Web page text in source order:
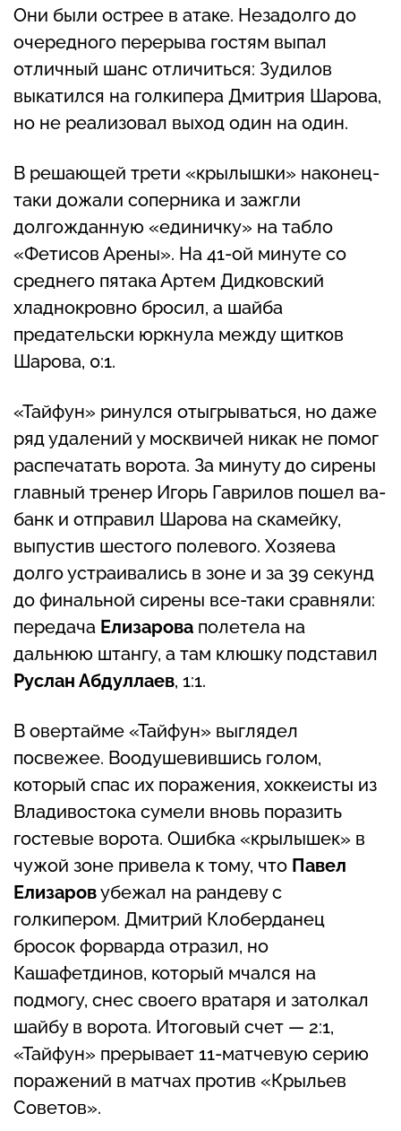
Они были острее в атаке. Незадолго до
очередного перерыва гостям выпал
отличный шанс отличиться: Зудилов
выкатился на голкипера Дмитрия Шарова,
но не реализовал выход один на один.
В решающей трети «крылышки» наконец-
таки дожали соперника и зажгли
долгожданную «единичку» на табло
«Фетисов Арены». На 41-ой минуте со
среднего пятака Артем Дидковский
хладнокровно бросил, а шайба
предательски юркнула между щитков
Шарова, 0:1.
«Тайфун» ринулся отыгрываться, но даже
ряд удалений у москвичей никак не помог
распечатать ворота. За минуту до сирены
главный тренер Игорь Гаврилов пошел ва-
банк и отправил Шарова на скамейку,
выпустив шестого полевого. Хозяева
долго устраивались в зоне и за 39 секунд
до финальной сирены все-таки сравняли:
передача Елизарова полетела на
дальнюю штангу, а там клюшку подставил
Руслан Абдуллаев, 1:1.
В овертайме «Тайфун» выглядел
посвежее. Воодушевившись голом,
который спас их поражения, хоккеисты из
Владивостока сумели вновь поразить
гостевые ворота. Ошибка «крылышек» в
чужой зоне привела к тому, что Павел
Елизаровубежал на рандеву с
голкипером. Дмитрий Клоберданец
бросок форварда отразил, но
Кашафетдинов, который мчался на
подмогу, снес своего вратаря и затолкал
шайбу в ворота. Итоговый счет — 2:1,
«Тайфун» прерывает 11-матчевую серию
поражений в матчах против «Крыльев
Советов».